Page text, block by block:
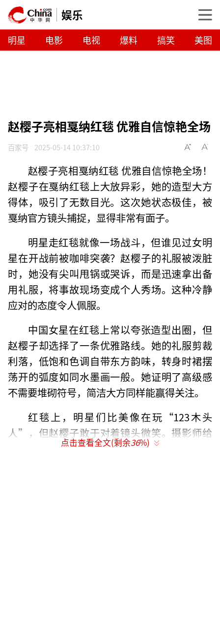
娱乐
明星 电影 电视 爆料 搞笑 美图
赵樱子亮相戛纳红毯 优雅自信惊艳全场
百家号 2025-05-14 10:37:10
赵樱子亮相戛纳红毯 优雅自信惊艳全场！
赵樱子在戛纳红毯上大放异彩，她的造型大方
得体，吸引了无数目光。这次她状态极佳，被
戛纳官方镜头捕捉，显得非常有面子。
明星走红毯就像一场战斗，但谁见过女明
星在开战前被咖啡突袭？赵樱子的礼服被泼脏
时，她没有尖叫甩锅或哭诉，而是迅速拿出备
用礼服，将事故现场变成个人秀场。这种冷静
应对的态度令人佩服。
中国女星在红毯上常以夸张造型出圈，但
赵樱子却选择了一条优雅路线。她的礼服剪裁
利落，低饱和色调自带东方韵味，转身时裙摆
荡开的弧度如同水墨画一般。她证明了高级感
不需要堆砌符号，简洁大方同样能赢得关注。
红毯上，明星们比美像在玩“123木头
人”，但赵樱子敢于对着镜头微笑。摄影师给
她三秒特写的原因在于她的自信和从容。她用
点击查看全文(剩余36%)